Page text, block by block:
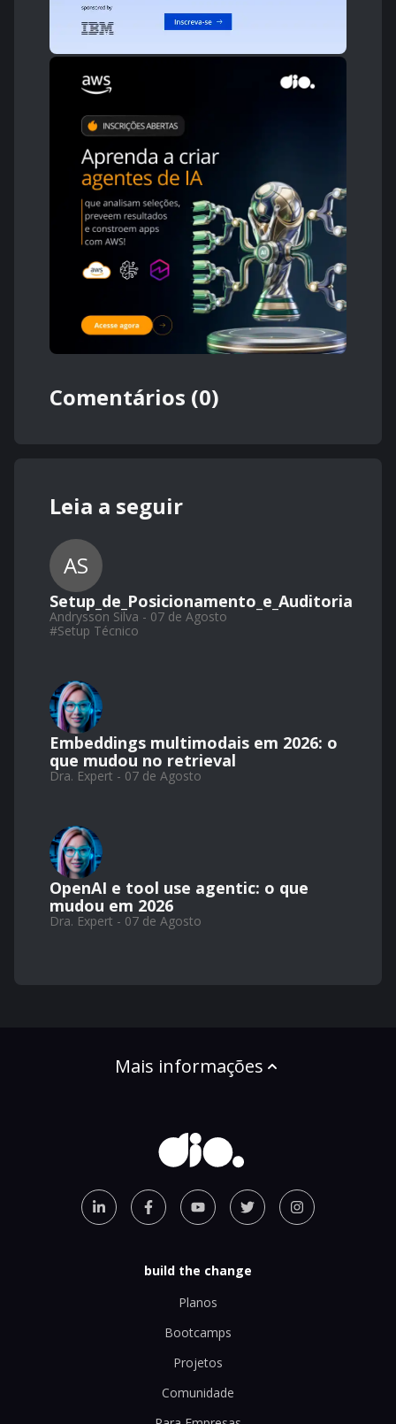
Comentários (0)
Leia a seguir
AS
Setup_de_Posicionamento_e_Auditoria
Andrysson Silva - 07 de Agosto
#Setup Técnico
Embeddings multimodais em 2026: o
que mudou no retrieval
Dra. Expert - 07 de Agosto
OpenAI e tool use agentic: o que
mudou em 2026
Dra. Expert - 07 de Agosto
Mais informações
build the change
Planos
Bootcamps
Projetos
Comunidade